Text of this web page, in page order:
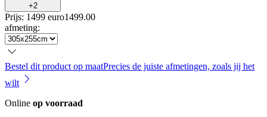
+2
Prijs: 1499 euro1499.00
afmeting:
Bestel dit product op maatPrecies de juiste afmetingen, zoals jij het
wilt
Online op voorraad